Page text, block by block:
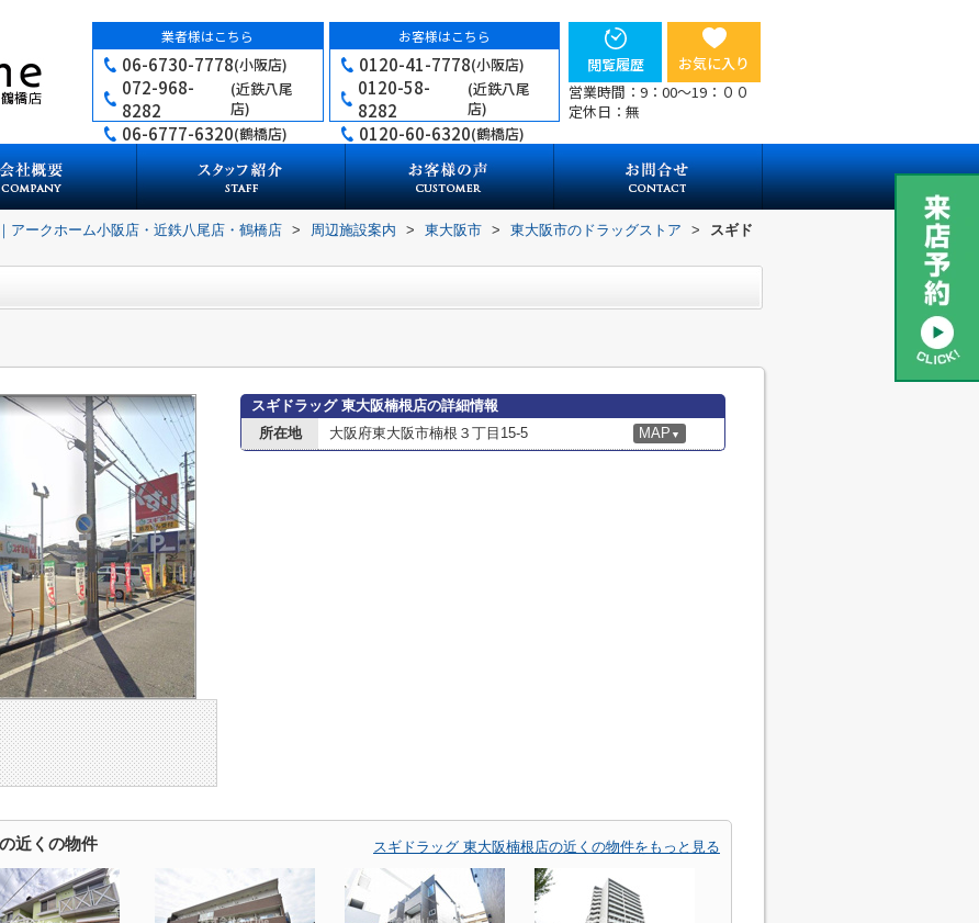
業者様はこちら
06-6730-7778(小阪店)
072-968-
8282
(近鉄八尾
店)
06-6777-6320(鶴橋店)
お客様はこちら
0120-41-7778(小阪店)
0120-58-
8282
(近鉄八尾
店)
0120-60-6320(鶴橋店)
閲覧履歴
お気に入り
営業時間：9：00～19：００
定休日：無
アークホーム小阪店・近鉄八尾店・鶴橋店 > 周辺施設案内 > 東大阪市 > 東大阪市のドラッグストア >
スギド
スギドラッグ 東大阪楠根店の詳細情報
所在地
大阪府東大阪市楠根３丁目15-5 MAP ▼
近くの物件 スギドラッグ 東大阪楠根店の近くの物件をもっと見る